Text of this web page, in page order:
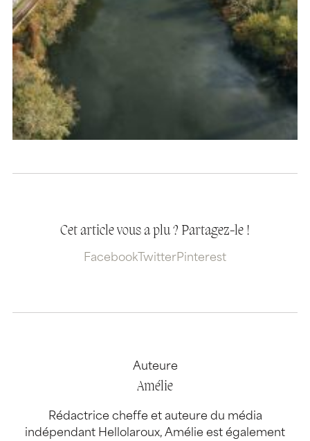
Cet article vous a plu ? Partagez-le !
Facebook TwitterPinterest
Auteure
Amélie
Rédactrice cheffe et auteure du média
indépendant Hellolaroux, Amélie est également